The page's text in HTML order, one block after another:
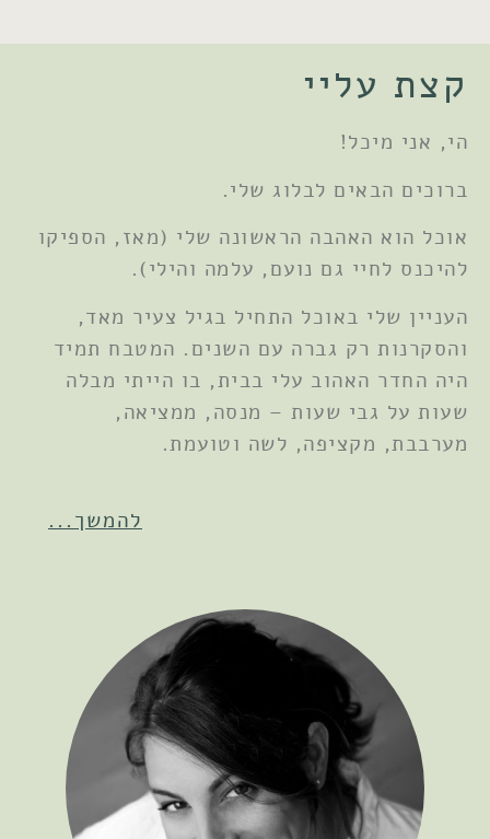
קצת עליי
הי, אני מיכל!
ברוכים הבאים לבלוג שלי.
אוכל הוא האהבה הראשונה שלי (מאז, הספיקו
להיכנס לחיי גם נועם, עלמה והילי).
העניין שלי באוכל התחיל בגיל צעיר מאד,
והסקרנות רק גברה עם השנים. המטבח תמיד
היה החדר האהוב עלי בבית, בו הייתי מבלה
שעות על גבי שעות – מנסה, ממציאה,
מערבבת, מקציפה, לשה וטועמת.
להמשך...